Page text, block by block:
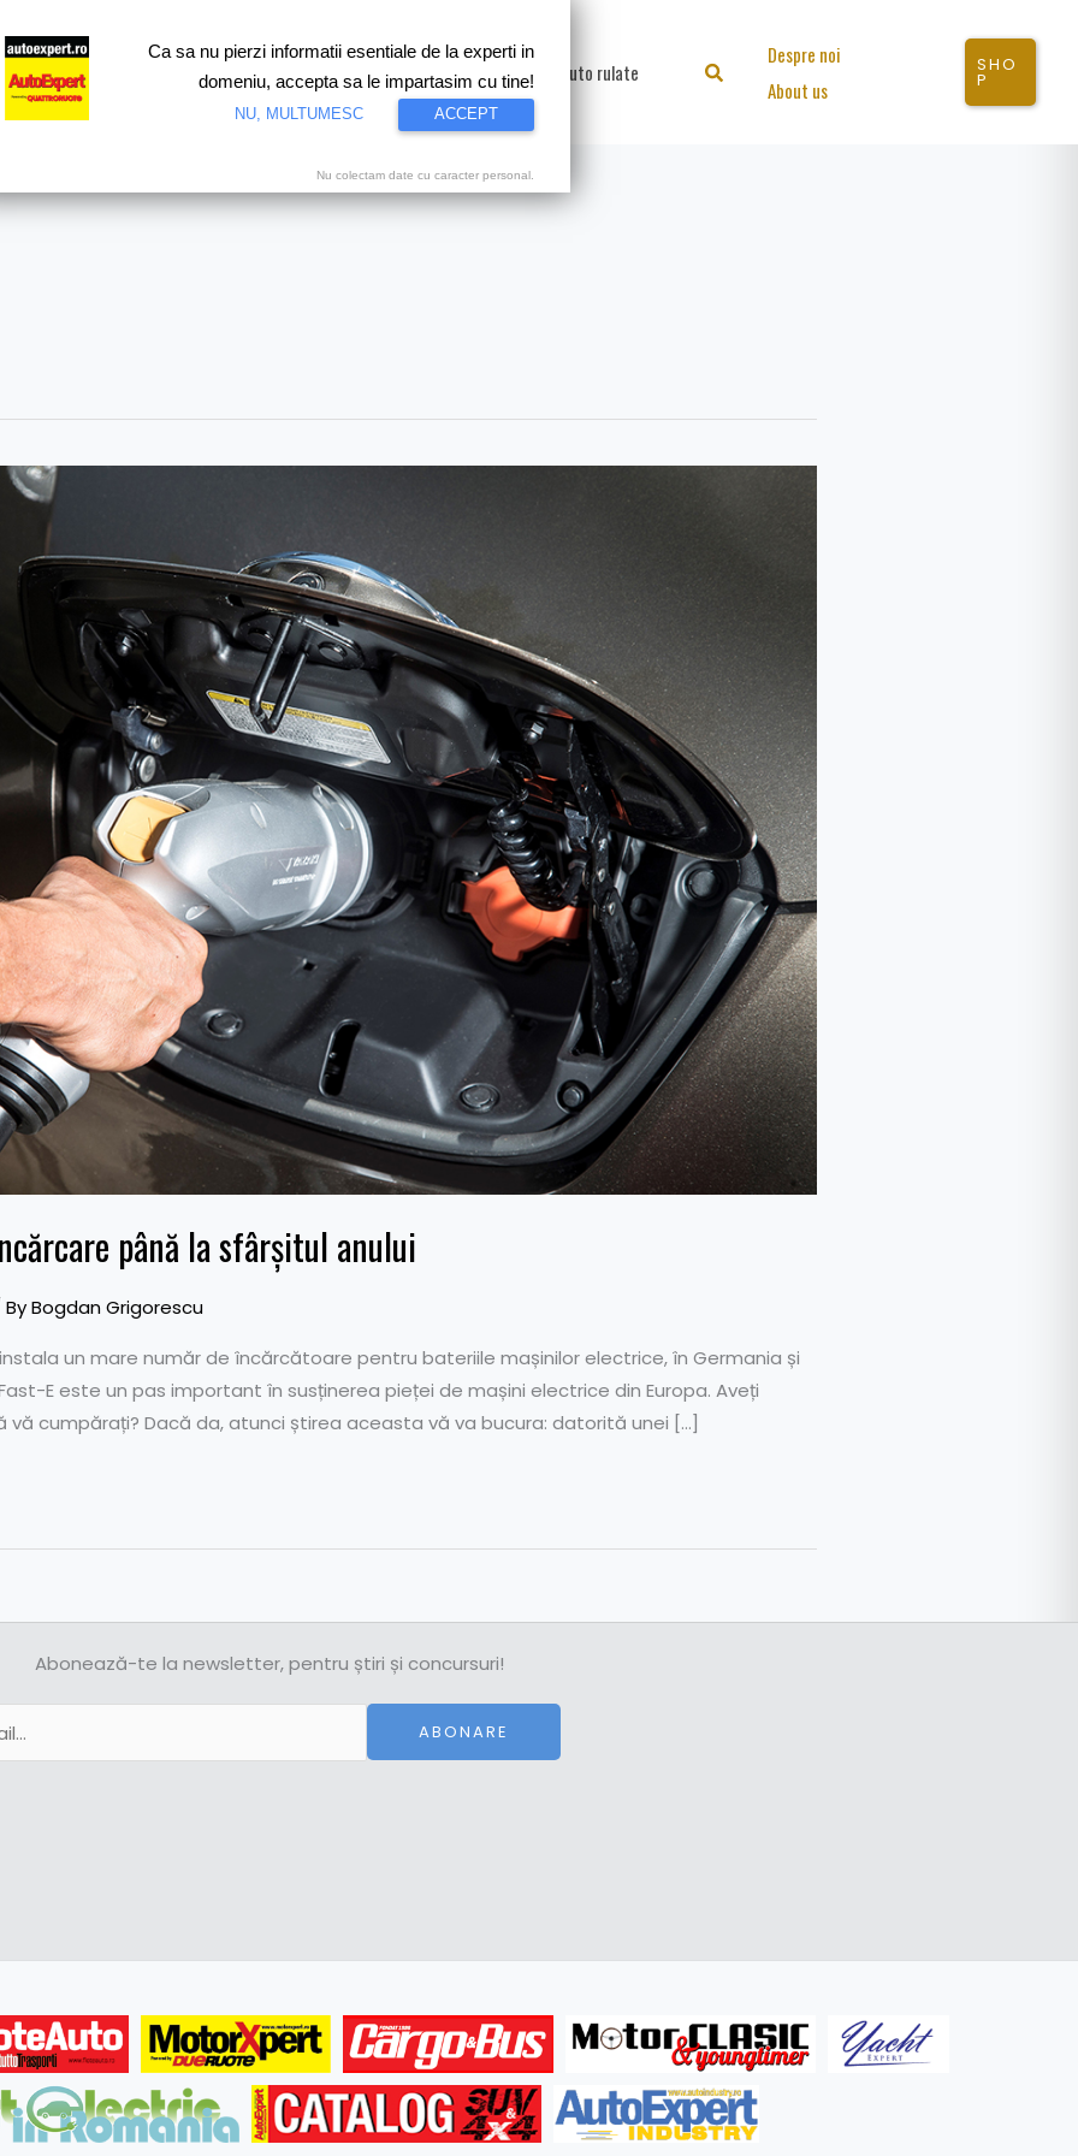
Test drive Motorsport Proiecte speciale Video Auto rulate Search
Despre noi
About us
SHO
P
până la sfârșitul anului
ByBogdan Grigorescu
instala un mare număr de încărcătoare pentru bateriile mașinilor electrice, în Germania și
E este un pas important în susținerea pieței de mașini electrice din Europa. Aveți
vă cumpărați? Dacă da, atunci știrea aceasta vă va bucura: datorită unei […]
Abonează-te la newsletter, pentru știri și concursuri!
ABONARE
Ca sa nu pierzi informatii esentiale de la experti in
domeniu, accepta sa le impartasim cu tine!
NU, MULTUMESC ACCEPT
Nu colectam date cu caracter personal.